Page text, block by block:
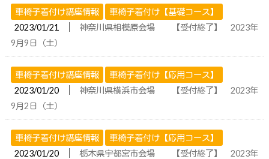
車椅子着付け講座情報
車椅子着付け【基礎コース】
2023/01/21
神奈川県相模原会場 【受付終了】 2023年
9月9日（土）
車椅子着付け講座情報
車椅子着付け【応用コース】
2023/01/20
神奈川県横浜市会場 【受付終了】 2023年
9月2日（土）
車椅子着付け講座情報
車椅子着付け【応用コース】
2023/01/20
栃木県宇都宮市会場 【受付終了】 2023年